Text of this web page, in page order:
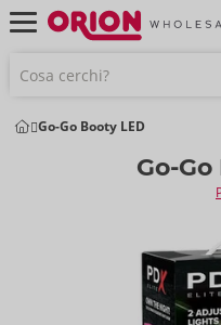
Go-Go Booty LED
Go-